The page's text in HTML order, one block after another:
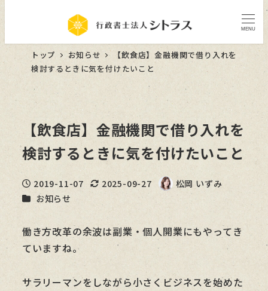
MENU
トップ お知らせ
【飲食店】金融機関で借り入れを
検討するときに気を付けたいこと
【飲食店】金融機関で借り入れを
検討するときに気を付けたいこと
投稿日
2019-11-07
更新日
2025-09-27
著
松岡 いずみ
カテゴリー
お知らせ
働き方改革の余波は副業・個人開業にもやってき
ていますね。
サラリーマンをしながら小さくビジネスを始めた